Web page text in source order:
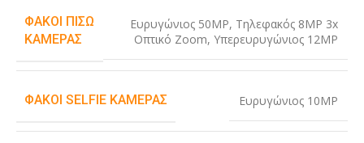
ΦΑΚΟΊ ΠΊΣΩ
ΚΆΜΕΡΑΣ
Ευρυγώνιος 50MP, Τηλεφακός 8MP 3x
Οπτικό Zoom, Υπερευρυγώνιος 12MP
ΦΑΚΟΊ SELFIE ΚΆΜΕΡΑΣ Ευρυγώνιος 10MP